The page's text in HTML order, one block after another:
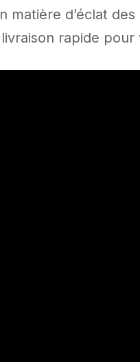
matière d’éclat
rapide